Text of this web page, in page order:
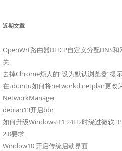
近期文章
OpenWrt路由器DHCP自定义分配DNS和
关
去掉Chrome烦人的“设为默认浏览器”提示
在ubuntu如何将networkd netplan更改
NetworkManager
debian13开启bbr
如何升级Windows 11 24H2时绕过微软
2.0要求
Window10 开启传统启动界面